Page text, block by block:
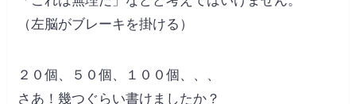
（左脳がブレーキを掛ける）
２０個、５０個、１００個、、、
さあ！幾つぐらい書けましたか？